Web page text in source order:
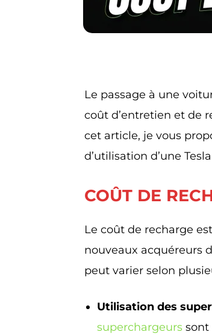
Le passage à une
coût d’entretien et de
cet article, je vous
d’utilisation d’une
COÛT DE
Le coût de recharge
nouveaux acquéreurs
peut varier selon
Utilisation des
superchargeurs sont